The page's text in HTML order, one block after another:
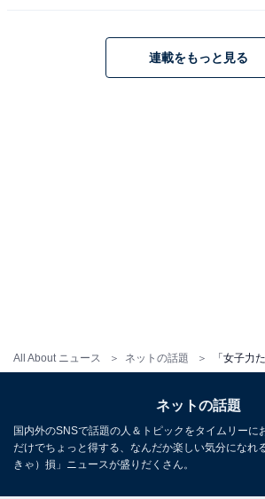
All About ニュース ネットの話題
連載をもっと見る
ネットの話題
国内外のSNSで話題の人＆トピックをタイムリーに
だけでちょっと得する、なんだか楽しい気分になれ
きゃ）損」ニュースが盛りだくさん。